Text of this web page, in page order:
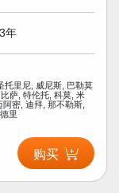
年
托里尼, 威尼斯, 巴勒莫
萨, 特伦托, 科莫, 米
密, 迪拜, 那不勒斯,
里
购买